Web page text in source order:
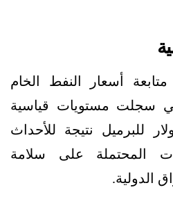
أسعار النفط الخام
سجلت مستويات قياسية
حاجز 100 دولار للبرميل نتيجة للأحداث
المحتملة على سلامة
الدولية.